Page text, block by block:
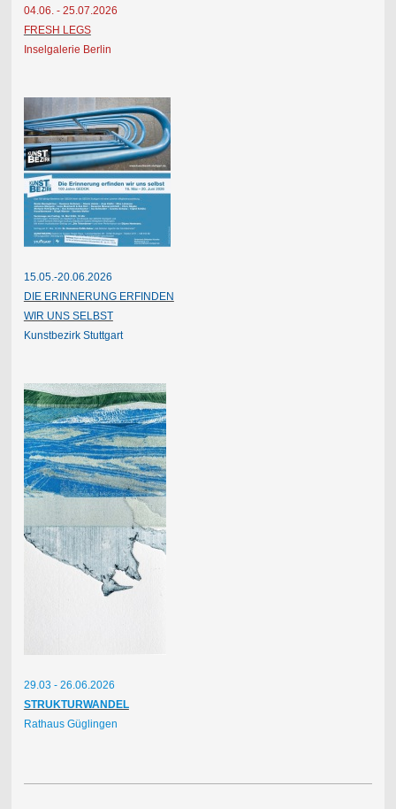
04.06. - 25.07.2026
FRESH LEGS
Inselgalerie Berlin
15.05.-20.06.2026
DIE ERINNERUNG ERFINDEN
WIR UNS SELBST
Kunstbezirk Stuttgart
29.03 - 26.06.2026
STRUKTURWANDEL
Rathaus Güglingen